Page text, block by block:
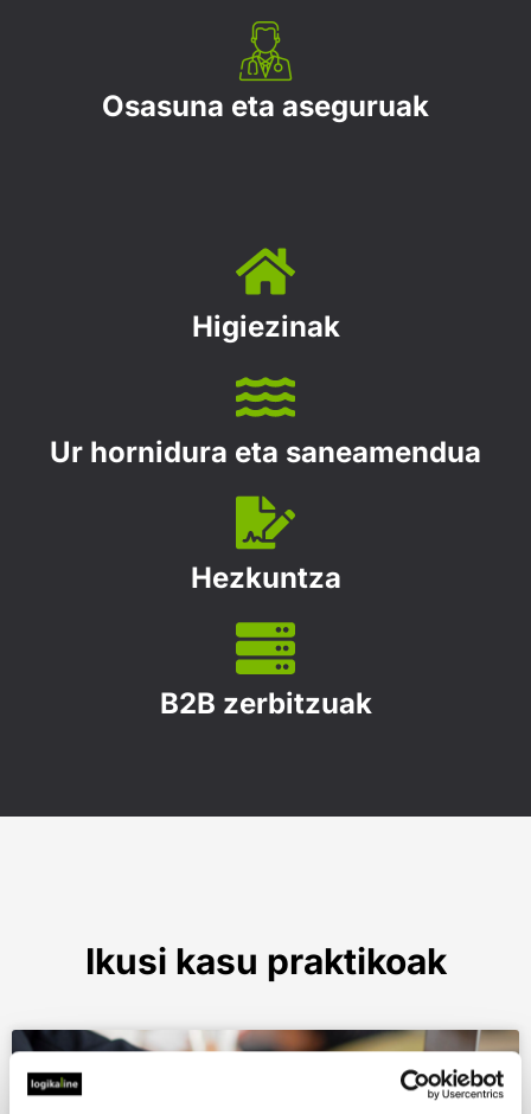
Osasuna eta aseguruak
Higiezinak
Ur hornidura eta saneamendua
Hezkuntza
B2B zerbitzuak
Ikusi kasu praktikoak
ONLINEKO PRESTAKUNTZA